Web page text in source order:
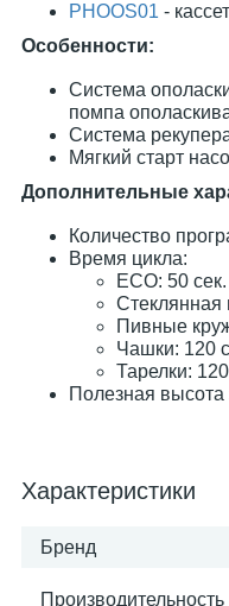
PHOOS01 -
Особенности:
Система
помпа
Система
Мягкий старт
Дополнительные
Количество
Время цикла:
ECO: 50 сек.
Стеклянная
Пивные
Чашки: 120
Тарелки:
Полезная высота
Характеристики
Бренд
Производительность